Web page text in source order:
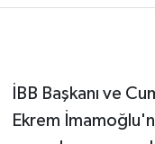
İBB Başkanı ve
Ekrem